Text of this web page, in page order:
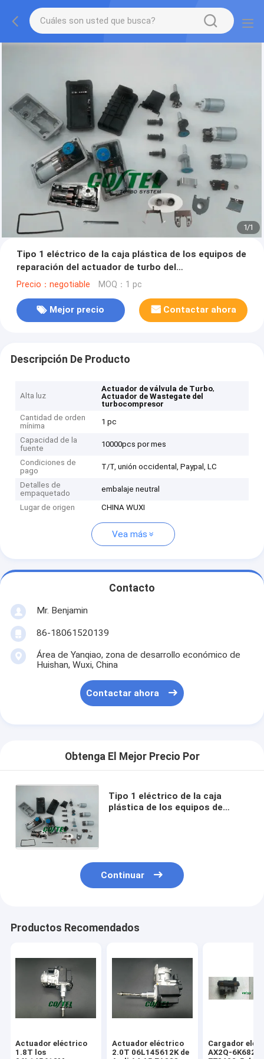
1/1
Tipo 1 eléctrico de la caja plástica de los equipos de
reparación del actuador de turbo del
turbocompresor de HELLA 2 3 4
Precio：negotiable MOQ：1 pc
Mejor precio Contactar ahora
Descripción De Producto
Alta luz
Actuador de válvula de Turbo,
Actuador de Wastegate del
turbocompresor
Cantidad de orden
mínima
1 pc
Capacidad de la
fuente
10000pcs por mes
Condiciones de
pago
T/T, unión occidental, Paypal, LC
Detalles de
empaquetado
embalaje neutral
Lugar de origen CHINA WUXI
Vea más
Contacto
Mr. Benjamin
86-18061520139
Área de Yanqiao, zona de desarrollo económico de
Huishan, Wuxi, China
Contactar ahora
Obtenga El Mejor Precio Por
Tipo 1 eléctrico de la caja
plástica de los equipos de
Continuar
Productos Recomendados
Actuador eléctrico
1.8T los
Actuador eléctrico
2.0T 06L145612K de
Cargador
AX2Q-6K682-